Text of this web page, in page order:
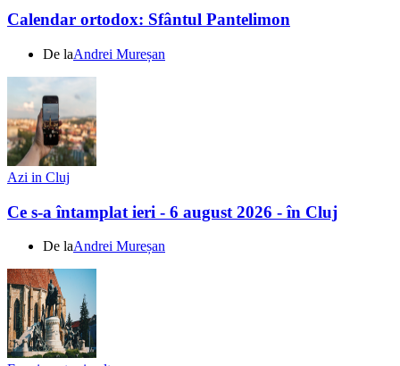
Calendar ortodox: Sfântul Pantelimon
De laAndrei Mureșan
Azi in Cluj
Ce s-a întamplat ieri - 6 august 2026 - în Cluj
De laAndrei Mureșan